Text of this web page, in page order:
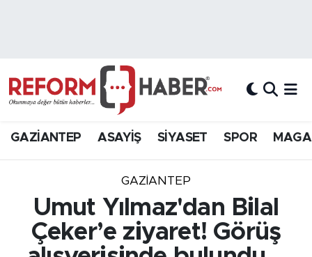
GAZİANTEP ASAYİŞ SİYASET SPOR
GAZIANTEP
Umut Yılmaz'dan Bilal
Çeker’e ziyaret! Görüş
Hava Durumu
Süper Lig Puan Durumu ve Fikstür
Son Dakika Haberleri